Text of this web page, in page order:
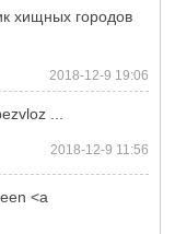
хищных городов
2018-12-9 19:06
...
2018-12-9 11:56
<a